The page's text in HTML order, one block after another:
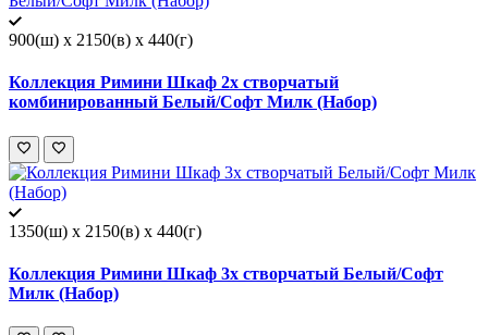
900(ш) x 2150(в) x 440(г)
Коллекция Римини Шкаф 2х створчатый
комбинированный Белый/Софт Милк (Набор)
1350(ш) x 2150(в) x 440(г)
Коллекция Римини Шкаф 3х створчатый Белый/Софт
Милк (Набор)